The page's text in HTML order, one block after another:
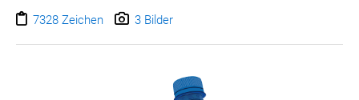
mittlerweile auch viele kleine Verkaufsstellen, die zur
Rücknahmeprozesse werden in informativen Erklärvideos
www.recycling-pfand.at
7328 Zeichen 3 Bilder